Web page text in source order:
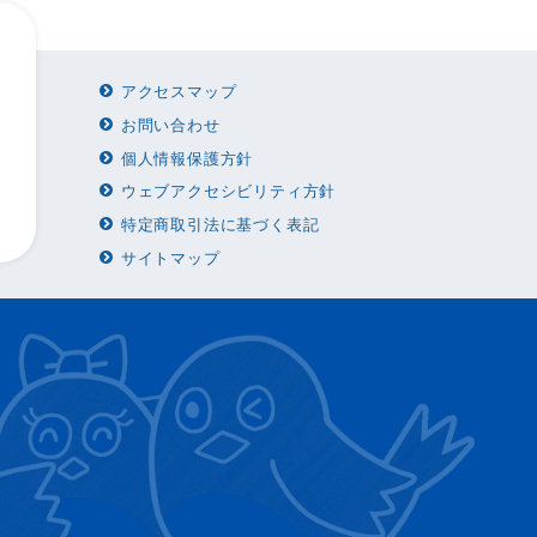
アクセスマップ
お問い合わせ
個人情報保護方針
ウェブアクセシビリティ方針
特定商取引法に基づく表記
サイトマップ